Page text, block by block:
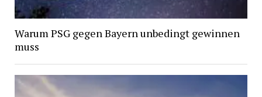
Warum PSG gegen Bayern unbedingt gewinnen
muss